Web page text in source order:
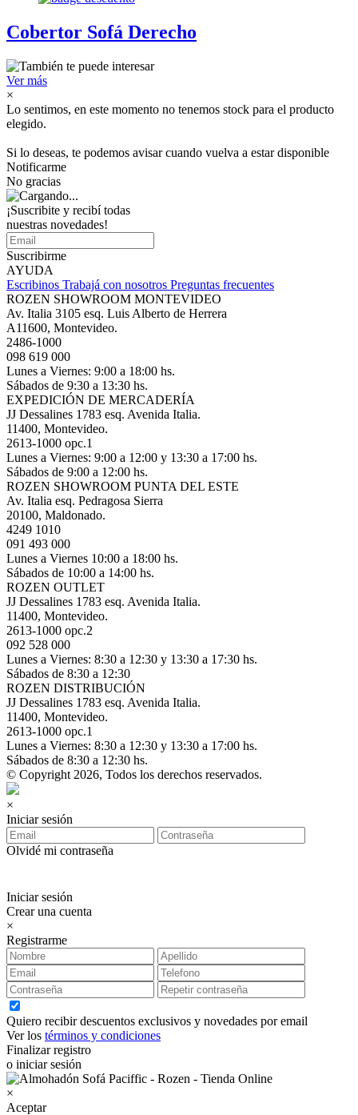
Cobertor Sofá Derecho
Ver más
×
Lo sentimos, en este momento no tenemos stock para el producto
elegido.
Si lo deseas, te podemos avisar cuando vuelva a estar disponible
Notificarme
No gracias
¡Suscribite y recibí todas
nuestras novedades!
Suscribirme
AYUDA
Escribinos Trabajá con nosotros Preguntas frecuentes
ROZEN SHOWROOM MONTEVIDEO
Av. Italia 3105 esq. Luis Alberto de Herrera
A11600, Montevideo.
2486-1000
098 619 000
Lunes a Viernes: 9:00 a 18:00 hs.
Sábados de 9:30 a 13:30 hs.
EXPEDICIÓN DE MERCADERÍA
JJ Dessalines 1783 esq. Avenida Italia.
11400, Montevideo.
2613-1000 opc.1
Lunes a Viernes: 9:00 a 12:00 y 13:30 a 17:00 hs.
Sábados de 9:00 a 12:00 hs.
ROZEN SHOWROOM PUNTA DEL ESTE
Av. Italia esq. Pedragosa Sierra
20100, Maldonado.
4249 1010
091 493 000
Lunes a Viernes 10:00 a 18:00 hs.
Sábados de 10:00 a 14:00 hs.
ROZEN OUTLET
JJ Dessalines 1783 esq. Avenida Italia.
11400, Montevideo.
2613-1000 opc.2
092 528 000
Lunes a Viernes: 8:30 a 12:30 y 13:30 a 17:30 hs.
Sábados de 8:30 a 12:30
ROZEN DISTRIBUCIÓN
JJ Dessalines 1783 esq. Avenida Italia.
11400, Montevideo.
2613-1000 opc.1
Lunes a Viernes: 8:30 a 12:30 y 13:30 a 17:00 hs.
Sábados de 8:30 a 12:30 hs.
© Copyright 2026, Todos los derechos reservados.
×
Iniciar sesión
Olvidé mi contraseña
Iniciar sesión
Crear una cuenta
×
Registrarme
Quiero recibir descuentos exclusivos y novedades por email
Ver los términos y condiciones
Finalizar registro
o iniciar sesión
×
Aceptar